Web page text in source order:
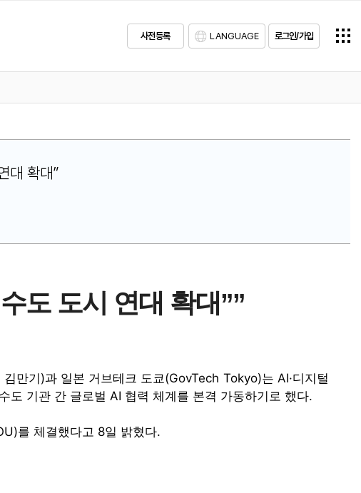
사전등록 LANGUAGE 로그인/가입
대 확대”
도 도시 연대 확대””
만기)과 일본 거브테크 도쿄(GovTech Tokyo)는 AI·디지털
도 기관 간 글로벌 AI 협력 체계를 본격 가동하기로 했다.
를 체결했다고 8일 밝혔다.